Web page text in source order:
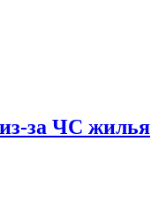
за ЧС жилья